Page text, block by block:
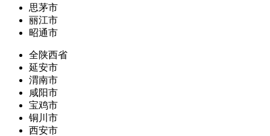
思茅市
丽江市
昭通市
全陕西省
延安市
渭南市
咸阳市
宝鸡市
铜川市
西安市